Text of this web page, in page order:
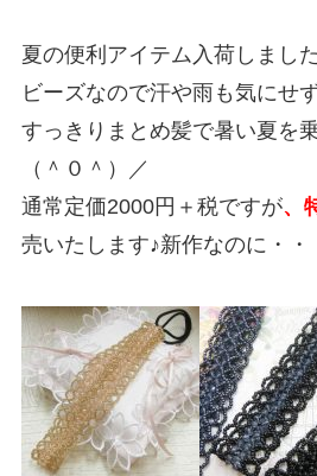
夏の便利アイテム入荷しまし
ビーズなので汗や雨も気にせ
すっきりまとめ髪で暑い夏を
（＾０＾）／
通常定価2000円＋税ですが、
売いたします♪新作なのに・・